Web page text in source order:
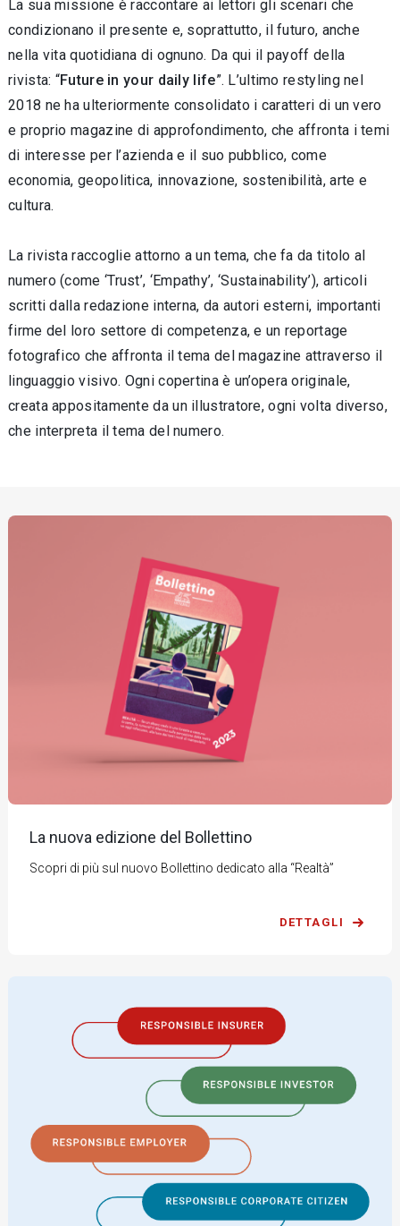
La sua missione è raccontare ai lettori gli scenari che
condizionano il presente e, soprattutto, il futuro, anche
nella vita quotidiana di ognuno. Da qui il payoff della
rivista: “Future in your daily life”. L’ultimo restyling nel
2018 ne ha ulteriormente consolidato i caratteri di un vero
e proprio magazine di approfondimento, che affronta i temi
di interesse per l’azienda e il suo pubblico, come
economia, geopolitica, innovazione, sostenibilità, arte e
cultura.
La rivista raccoglie attorno a un tema, che fa da titolo al
numero (come ‘Trust’, ‘Empathy’, ‘Sustainability’), articoli
scritti dalla redazione interna, da autori esterni, importanti
firme del loro settore di competenza, e un reportage
fotografico che affronta il tema del magazine attraverso il
linguaggio visivo. Ogni copertina è un’opera originale,
creata appositamente da un illustratore, ogni volta diverso,
che interpreta il tema del numero.
La nuova edizione del Bollettino
Scopri di più sul nuovo Bollettino dedicato alla “Realtà”
DETTAGLI